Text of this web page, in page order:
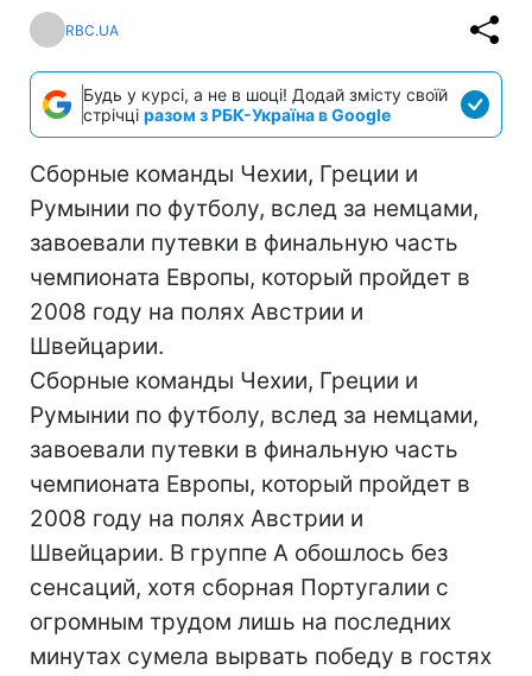
RBC.UA
Будь у курсі, а не в шоці! Додай змісту своїй
стрічці разом з РБК-Україна в Google
Сборные команды Чехии, Греции и
Румынии по футболу, вслед за немцами,
завоевали путевки в финальную часть
чемпионата Европы, который пройдет в
2008 году на полях Австрии и
Швейцарии.
Сборные команды Чехии, Греции и
Румынии по футболу, вслед за немцами,
завоевали путевки в финальную часть
чемпионата Европы, который пройдет в
2008 году на полях Австрии и
Швейцарии. В группе А обошлось без
сенсаций, хотя сборная Португалии с
огромным трудом лишь на последних
минутах сумела вырвать победу в гостях